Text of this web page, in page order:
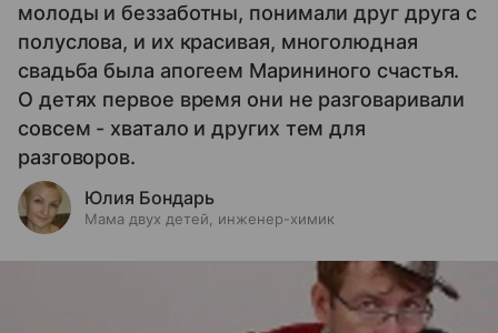
молоды и беззаботны, понимали друг друга с
полуслова, и их красивая, многолюдная
свадьба была апогеем Марининого счастья.
О детях первое время они не разговаривали
совсем - хватало и других тем для
разговоров.
Юлия Бондарь
Мама двух детей, инженер-химик